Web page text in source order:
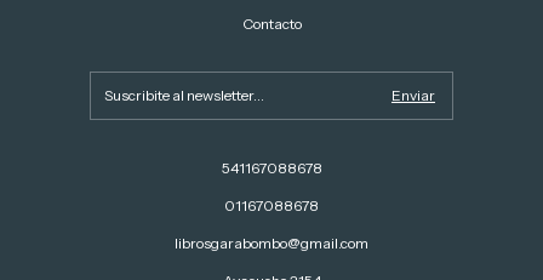
Contacto
541167088678
01167088678
librosgarabombo@gmail.com